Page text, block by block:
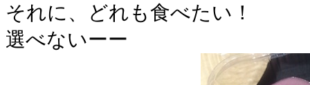
それに、どれも食べたい！
選べないーー